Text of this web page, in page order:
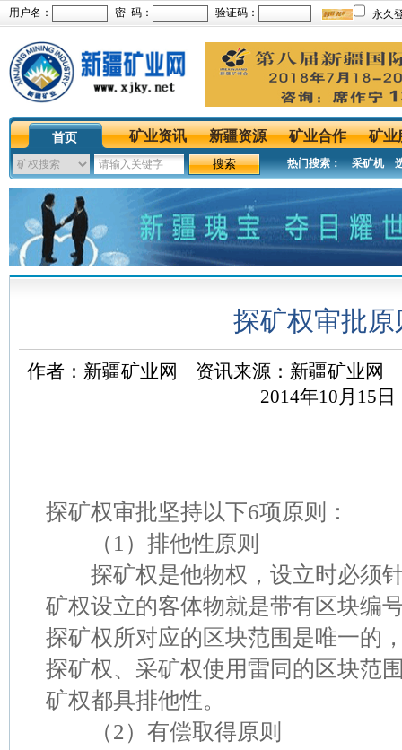
用户名： 密 码： 验证码： 永久
首页 矿业资讯 新疆资源 矿业合作 矿业
热门搜索： 采矿机
探矿权审批原
作者：新疆矿业网 资讯来源：新疆矿业网
2014年10月15日
探矿权审批坚持以下6项原则：
（1）排他性原则
探矿权是他物权，设立时必须针
矿权设立的客体物就是带有区块编
探矿权所对应的区块范围是唯一的
探矿权、采矿权使用雷同的区块范
矿权都具排他性。
（2）有偿取得原则